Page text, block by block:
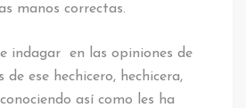
manos correctas.
indagar en las opiniones de
ese hechicero, hechicera,
así como les ha